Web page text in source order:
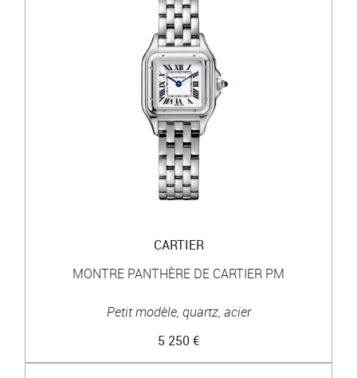
CARTIER
MONTRE PANTHÈRE DE CARTIER PM
Petit modèle, quartz, acier
5 250 €